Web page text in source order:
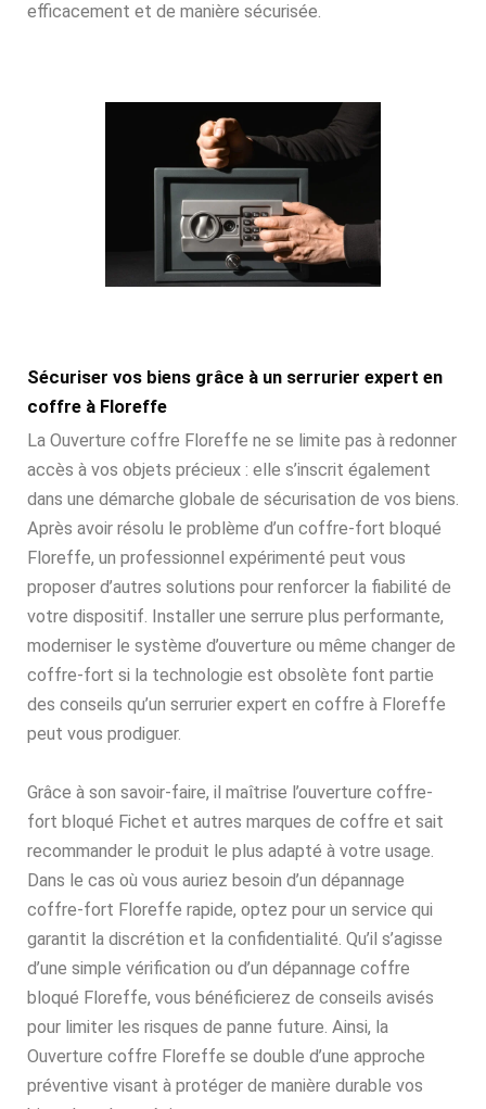
efficacement et de manière sécurisée.
Sécuriser vos biens grâce à un serrurier expert en
coffre à Floreffe
La Ouverture coffre Floreffe ne se limite pas à redonner
accès à vos objets précieux : elle s’inscrit également
dans une démarche globale de sécurisation de vos biens.
Après avoir résolu le problème d’un coffre-fort bloqué
Floreffe, un professionnel expérimenté peut vous
proposer d’autres solutions pour renforcer la fiabilité de
votre dispositif. Installer une serrure plus performante,
moderniser le système d’ouverture ou même changer de
coffre-fort si la technologie est obsolète font partie
des conseils qu’un serrurier expert en coffre à Floreffe
peut vous prodiguer.
Grâce à son savoir-faire, il maîtrise l’ouverture coffre-
fort bloqué Fichet et autres marques de coffre et sait
recommander le produit le plus adapté à votre usage.
Dans le cas où vous auriez besoin d’un dépannage
coffre-fort Floreffe rapide, optez pour un service qui
garantit la discrétion et la confidentialité. Qu’il s’agisse
d’une simple vérification ou d’un dépannage coffre
bloqué Floreffe, vous bénéficierez de conseils avisés
pour limiter les risques de panne future. Ainsi, la
Ouverture coffre Floreffe se double d’une approche
préventive visant à protéger de manière durable vos